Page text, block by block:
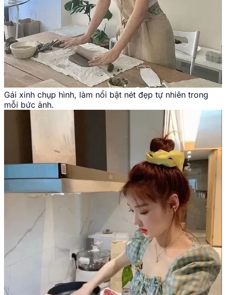
Gái xinh chụp hình, làm nổi bật nét đẹp tự nhiên trong
mỗi bức ảnh.